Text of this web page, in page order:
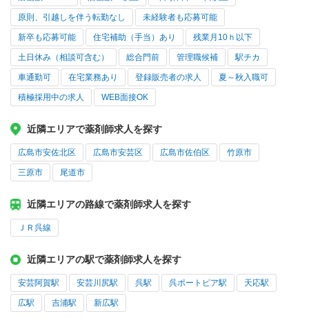
原則、引越しを伴う転勤なし 未経験者も応募可能
新卒も応募可能 住宅補助（手当）あり 残業月10ｈ以下
土日休み（相談可含む） 総合門前 管理職候補 駅チカ
車通勤可 在宅業務あり 登録販売者の求人 夏～秋入職可
積極採用中の求人 WEB面接OK
近隣エリアで薬剤師求人を探す
広島市安佐北区 広島市安芸区 広島市佐伯区 竹原市
三原市 尾道市
近隣エリアの路線で薬剤師求人を探す
ＪＲ呉線
近隣エリアの駅で薬剤師求人を探す
安芸阿賀駅 安芸川尻駅 呉駅 呉ポートピア駅 天応駅
広駅 吉浦駅 新広駅